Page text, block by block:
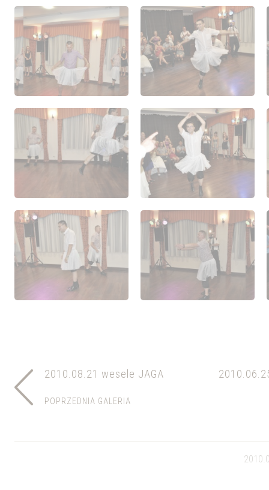
2010.08.21 wesele JAGA
POPRZEDNIA GALERIA